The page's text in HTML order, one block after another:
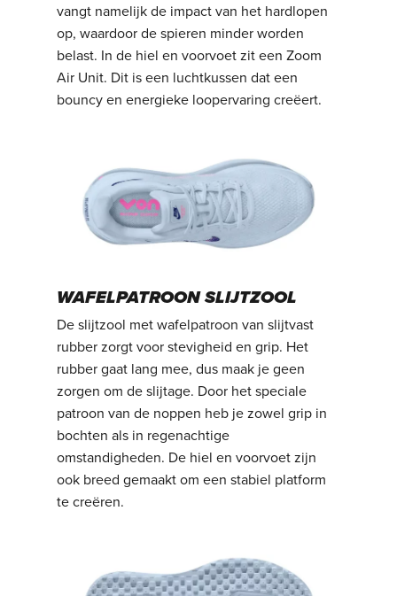
vangt namelijk de impact van het hardlopen
op, waardoor de spieren minder worden
belast. In de hiel en voorvoet zit een Zoom
Air Unit. Dit is een luchtkussen dat een
bouncy en energieke loopervaring creëert.
WAFELPATROON SLIJTZOOL
De slijtzool met wafelpatroon van slijtvast
rubber zorgt voor stevigheid en grip. Het
rubber gaat lang mee, dus maak je geen
zorgen om de slijtage. Door het speciale
patroon van de noppen heb je zowel grip in
bochten als in regenachtige
omstandigheden. De hiel en voorvoet zijn
ook breed gemaakt om een stabiel platform
te creëren.